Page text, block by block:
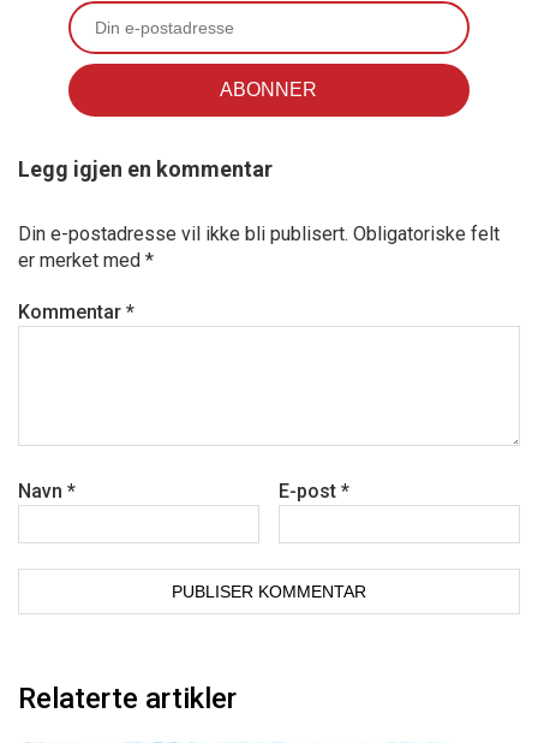
Legg igjen en kommentar
Din e-postadresse vil ikke bli publisert. Obligatoriske felt
er merket med *
Kommentar *
Navn * E-post*
Relaterte artikler